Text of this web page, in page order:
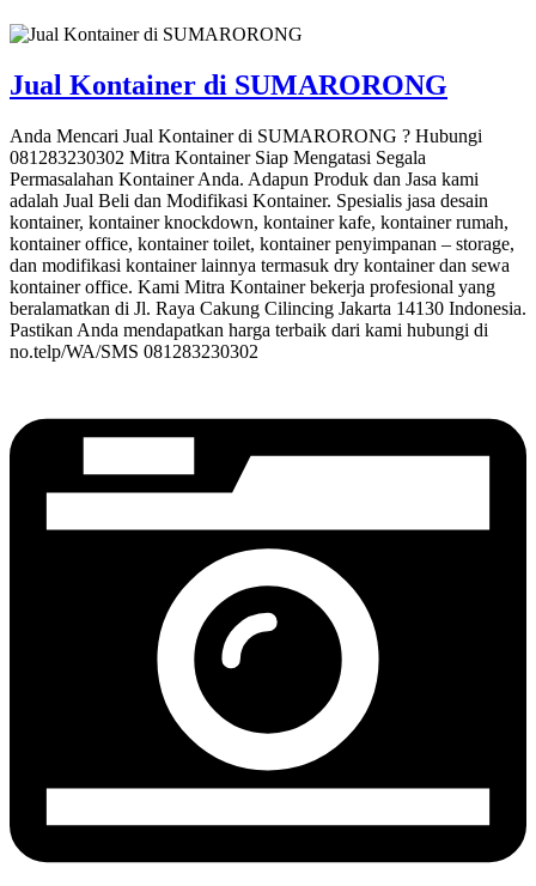
Jual Kontainer di SUMARORONG
Anda Mencari Jual Kontainer di SUMARORONG ? Hubungi
081283230302 Mitra Kontainer Siap Mengatasi Segala
Permasalahan Kontainer Anda. Adapun Produk dan Jasa kami
adalah Jual Beli dan Modifikasi Kontainer. Spesialis jasa desain
kontainer, kontainer knockdown, kontainer kafe, kontainer rumah,
kontainer office, kontainer toilet, kontainer penyimpanan – storage,
dan modifikasi kontainer lainnya termasuk dry kontainer dan sewa
kontainer office. Kami Mitra Kontainer bekerja profesional yang
beralamatkan di Jl. Raya Cakung Cilincing Jakarta 14130 Indonesia.
Pastikan Anda mendapatkan harga terbaik dari kami hubungi di
no.telp/WA/SMS 081283230302